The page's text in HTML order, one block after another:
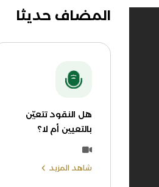
المضاف حديثا
هل النقود تتعيّن
بالتعيين أم لا؟
شاهد المزيد